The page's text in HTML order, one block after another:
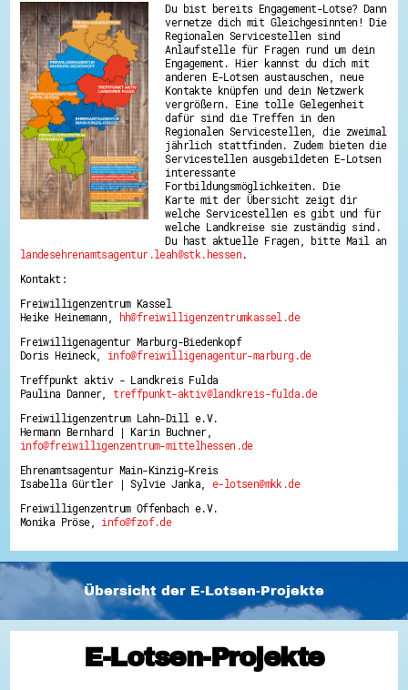
Du bist bereits Engagement-Lotse? Dann
vernetze dich mit Gleichgesinnten! Die
Regionalen Servicestellen sind
Anlaufstelle für Fragen rund um dein
Engagement. Hier kannst du dich mit
anderen E-Lotsen austauschen, neue
Kontakte knüpfen und dein Netzwerk
vergrößern. Eine tolle Gelegenheit
dafür sind die Treffen in den
Regionalen Servicestellen, die zweimal
jährlich stattfinden. Zudem bieten die
Servicestellen ausgebildeten E-Lotsen
interessante
Fortbildungsmöglichkeiten. Die
Karte mit der Übersicht zeigt dir
welche Servicestellen es gibt und für
welche Landkreise sie zuständig sind.
Du hast aktuelle Fragen, bitte Mail an
landesehrenamtsagentur.leah@stk.hessen.
Kontakt:
Freiwilligenzentrum Kassel
Heike Heinemann,
hh@freiwilligenzentrumkassel.de
Freiwilligenagentur Marburg-Biedenkopf
Doris Heineck, info@freiwilligenagentur-marburg.de
Treffpunkt aktiv - Landkreis Fulda
Paulina Danner,treffpunkt-aktiv@landkreis-fulda.de
Freiwilligenzentrum Lahn-Dill e.V.
Hermann Bernhard | Karin Buchner,
info@freiwilligenzentrum-mittelhessen.de
Ehrenamtsagentur Main-Kinzig-Kreis
Isabella Gürtler | Sylvie Janka,e-lotsen@mkk.de
Freiwilligenzentrum Offenbach e.V.
Monika Pröse, info@fzof.de
Übersicht der E-Lotsen-Projekte
E-Lotsen-Projekte